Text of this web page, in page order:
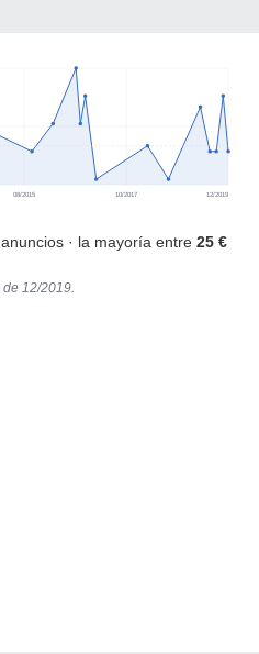
08/2015 10/2017 12/2019
· la mayoría entre 25 €
de 12/2019.